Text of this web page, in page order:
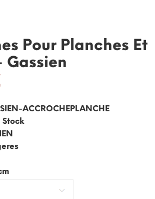
Pour Planches Et
Gassien
ACCROCHEPLANCHE
Stock